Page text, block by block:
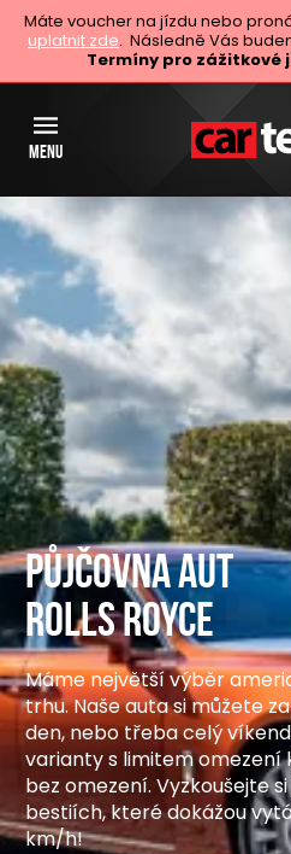
Máte voucher na jízdu nebo
uplatnit zde. Následně Vás
Termíny pro zážitkové
MENU
Půjčovna aut
Rolls Royce
Máme největší výběr
trhu. Naše auta si můžete
den, nebo třeba celý
varianty s limitem omezení
bez omezení. Vyzkoušejte
bestiích, které dokážou
km/h!